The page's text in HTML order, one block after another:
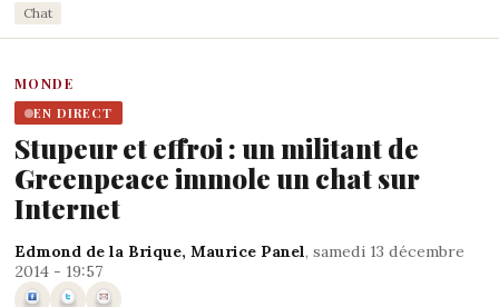
Chat
MONDE
EN DIRECT
Stupeur et effroi : un militant de
Greenpeace immole un chat sur
Internet
Edmond de la Brique, Maurice Panel, samedi 13 décembre
2014 - 19:57